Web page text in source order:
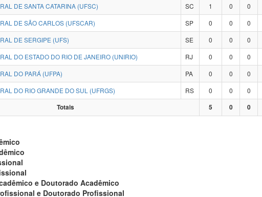
DE SANTA CATARINA (UFSC)
SC 1 0 0
DE SÃO CARLOS (UFSCAR)
SP 0 0 0
DE SERGIPE (UFS)
SE 0 0 0
DO ESTADO DO RIO DE JANEIRO (UNIRIO)
RJ 0 0 0
DO PARÁ (UFPA)
PA 0 0 0
DO RIO GRANDE DO SUL (UFRGS)
RS 0 0 0
Totais
5 0 0
e Doutorado Acadêmico
e Doutorado Profissional